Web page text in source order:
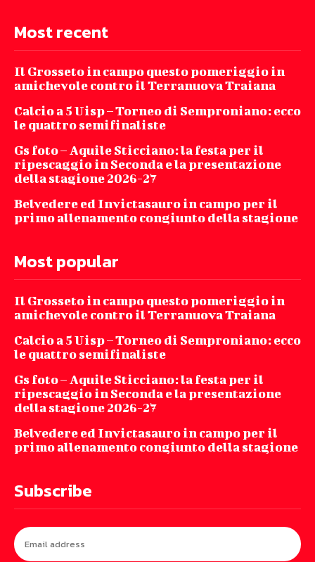
Most recent
Il Grosseto in campo questo pomeriggio in
amichevole contro il Terranuova Traiana
Calcio a 5 Uisp – Torneo di Semproniano: ecco
le quattro semifinaliste
Gs foto – Aquile Sticciano: la festa per il
ripescaggio in Seconda e la presentazione
della stagione 2026-27
Belvedere ed Invictasauro in campo per il
primo allenamento congiunto della stagione
Most popular
Il Grosseto in campo questo pomeriggio in
amichevole contro il Terranuova Traiana
Calcio a 5 Uisp – Torneo di Semproniano: ecco
le quattro semifinaliste
Gs foto – Aquile Sticciano: la festa per il
ripescaggio in Seconda e la presentazione
della stagione 2026-27
Belvedere ed Invictasauro in campo per il
primo allenamento congiunto della stagione
Subscribe